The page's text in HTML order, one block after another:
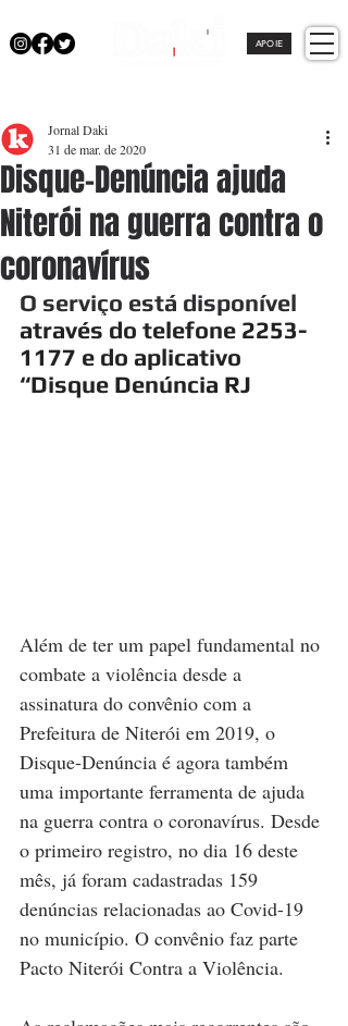
APOIE
Disque-Denúncia ajuda
Niterói na guerra contra o
coronavírus
Jornal Daki
31 de mar. de 2020
O serviço está disponível
através do telefone 2253-
1177 e do aplicativo
“Disque Denúncia RJ
Além de ter um papel fundamental no
combate a violência desde a
assinatura do convênio com a
Prefeitura de Niterói em 2019, o
Disque-Denúncia é agora também
uma importante ferramenta de ajuda
na guerra contra o coronavírus. Desde
o primeiro registro, no dia 16 deste
mês, já foram cadastradas 159
denúncias relacionadas ao Covid-19
no município. O convênio faz parte
Pacto Niterói Contra a Violência.